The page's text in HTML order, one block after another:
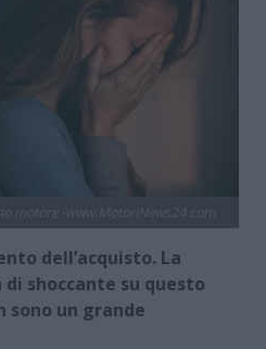
dell’acquisto. La
shoccante su questo
un grande